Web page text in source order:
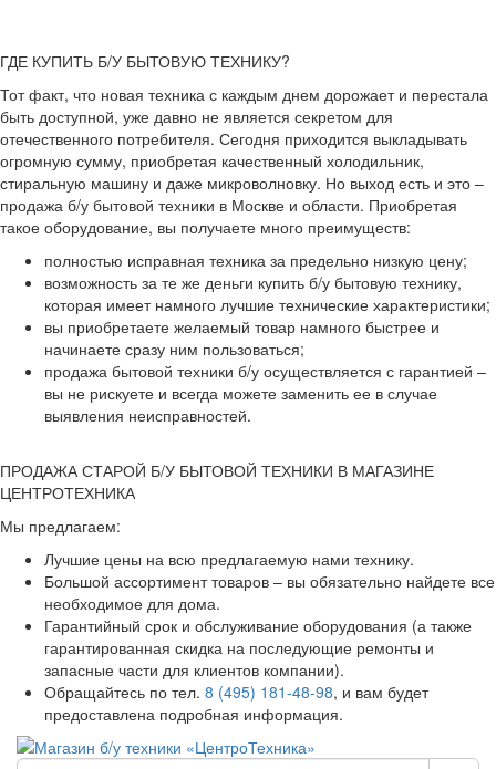
ГДЕ КУПИТЬ Б/У БЫТОВУЮ ТЕХНИКУ?
Тот факт, что новая техника с каждым днем дорожает и перестала
быть доступной, уже давно не является секретом для
отечественного потребителя. Сегодня приходится выкладывать
огромную сумму, приобретая качественный холодильник,
стиральную машину и даже микроволновку. Но выход есть и это –
продажа б/у бытовой техники в Москве и области. Приобретая
такое оборудование, вы получаете много преимуществ:
полностью исправная техника за предельно низкую цену;
возможность за те же деньги купить б/у бытовую технику,
которая имеет намного лучшие технические характеристики;
вы приобретаете желаемый товар намного быстрее и
начинаете сразу ним пользоваться;
продажа бытовой техники б/у осуществляется с гарантией –
вы не рискуете и всегда можете заменить ее в случае
выявления неисправностей.
ПРОДАЖА СТАРОЙ Б/У БЫТОВОЙ ТЕХНИКИ В МАГАЗИНЕ
ЦЕНТРОТЕХНИКА
Мы предлагаем:
Лучшие цены на всю предлагаемую нами технику.
Большой ассортимент товаров – вы обязательно найдете все
необходимое для дома.
Гарантийный срок и обслуживание оборудования (а также
гарантированная скидка на последующие ремонты и
запасные части для клиентов компании).
Обращайтесь по тел. 8 (495) 181-48-98, и вам будет
предоставлена подробная информация.